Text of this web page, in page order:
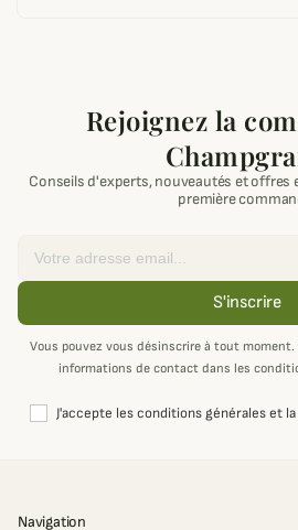
Rejoignez la
Conseils d'experts, nouveautés et offres
première
S'inscrire
Vous pouvez vous désinscrire à tout
informations de contact dans les
J'accepte les conditions générales et
Navigation